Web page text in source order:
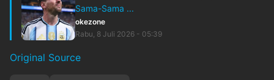
Sama-Sama ...
okezone
Rabu, 8 Juli 2026 - 05:39
Original Source